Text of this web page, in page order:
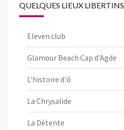
QUELQUES LIEUX LIBERTINS
Eleven club
Glamour Beach Cap d'Agde
L'histoire d'ô
La Chrysalide
La Détente